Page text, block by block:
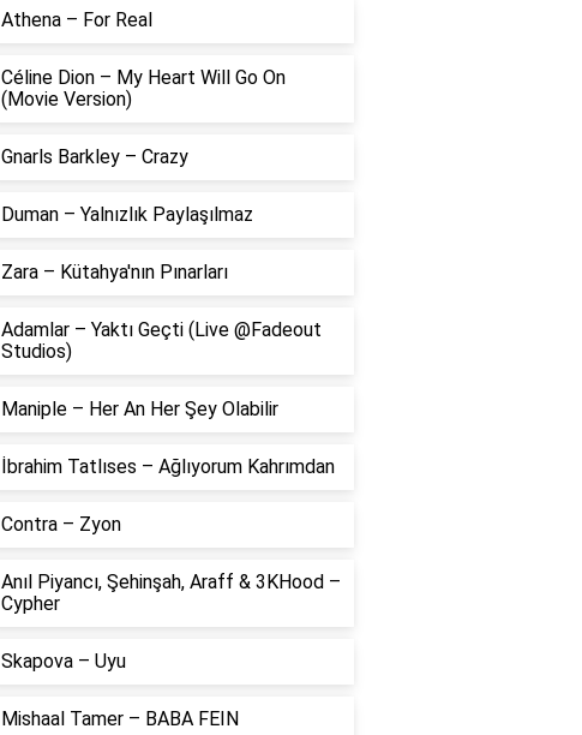
Athena – For Real
Céline Dion – My Heart Will Go On
(Movie Version)
Gnarls Barkley – Crazy
Duman – Yalnızlık Paylaşılmaz
Zara – Kütahya'nın Pınarları
Adamlar – Yaktı Geçti (Live @Fadeout
Studios)
Maniple – Her An Her Şey Olabilir
İbrahim Tatlıses – Ağlıyorum Kahrımdan
Contra – Zyon
Anıl Piyancı, Şehinşah, Araff & 3KHood –
Cypher
Skapova – Uyu
Mishaal Tamer – BABA FEIN